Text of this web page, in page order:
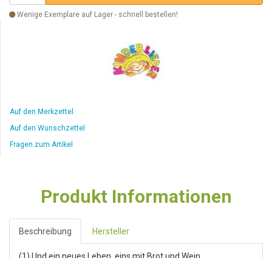
Wenige Exemplare auf Lager - schnell bestellen!
Auf den Merkzettel
Auf den Wunschzettel
Fragen zum Artikel
Produkt Informationen
Beschreibung Hersteller
(1) Und ein neues Leben, eins mit Brot und Wein.